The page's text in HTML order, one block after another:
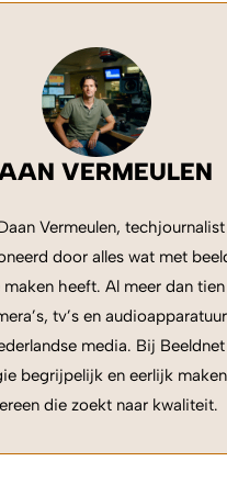
VERMEULEN
Vermeulen,
door alles wat met
heeft. Al meer dan
tv’s en
media. Bij
begrijpelijk en eerlijk
die zoekt naar kwaliteit.